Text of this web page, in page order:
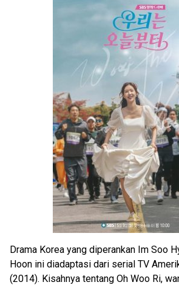
Drama Korea yang diperankan Im Soo
Hoon ini diadaptasi dari serial TV
(2014). Kisahnya tentang Oh Woo Ri,